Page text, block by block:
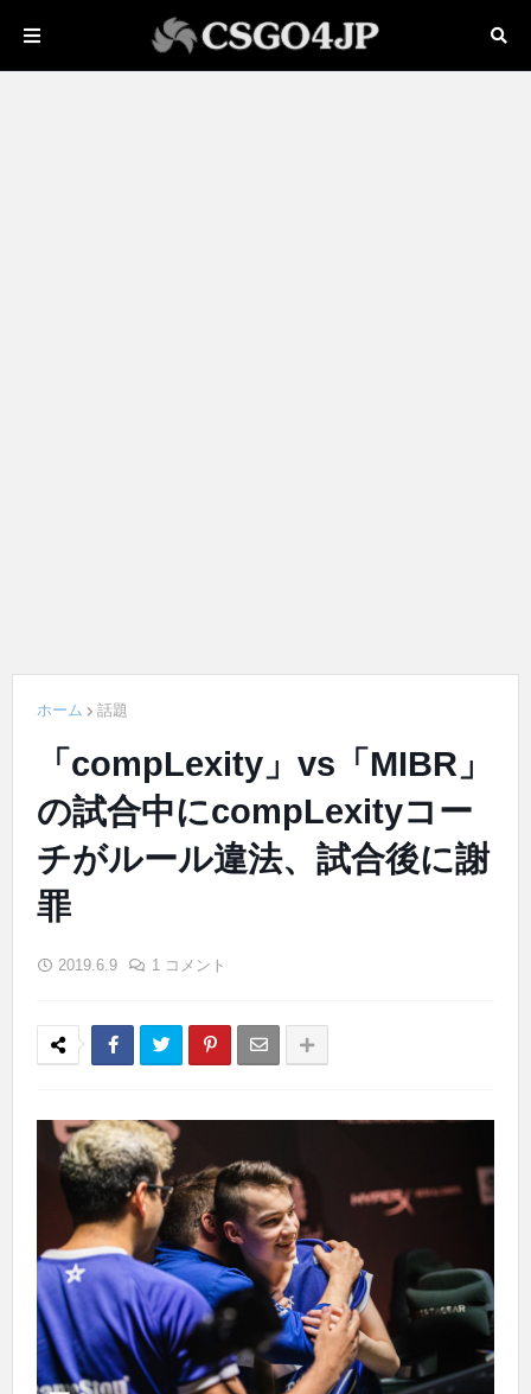
ホーム 話題
「compLexity」vs「MIBR」
の試合中にcompLexityコー
チがルール違法、試合後に謝
罪
2019.6.9 1 コメント